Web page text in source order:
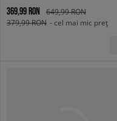
369,99 RON
649,99 RON
379,99 RON - cel mai mic preț